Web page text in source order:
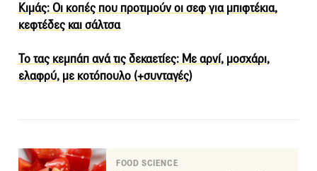
Κιμάς: Οι κοπές που προτιμούν οι σεφ για μπιφτέκια,
κεφτέδες και σάλτσα
Το τας κεμπάπ ανά τις δεκαετίες: Με αρνί, μοσχάρι,
ελαφρύ, με κοτόπουλο (+συνταγές)
FOOD SCIENCE